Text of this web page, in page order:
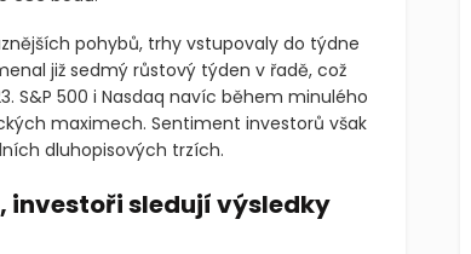
pohybů, trhy vstupovaly do týdne
již sedmý růstový týden v řadě, což
S&P 500 i Nasdaq navíc během minulého
maximech. Sentiment investorů však
dluhopisových trzích.
investoři sledují výsledky